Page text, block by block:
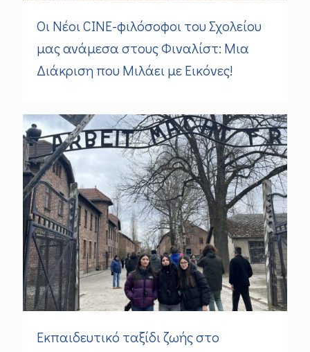
Οι Νέοι CINE-φιλόσοφοι του Σχολείου
μας ανάμεσα στους Φιναλίστ: Μια
Διάκριση που Μιλάει με Εικόνες!
Εκπαιδευτικό ταξίδι ζωής στο